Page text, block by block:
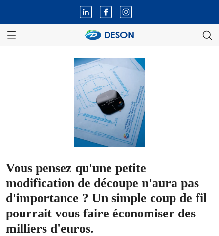
Vous pensez qu'une petite
modification de découpe n'aura pas
d'importance ? Un simple coup de fil
pourrait vous faire économiser des
milliers d'euros.